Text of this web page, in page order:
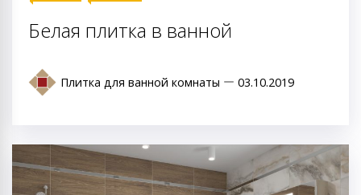
Белая плитка в ванной
Плитка для ванной комнаты 03.10.2019